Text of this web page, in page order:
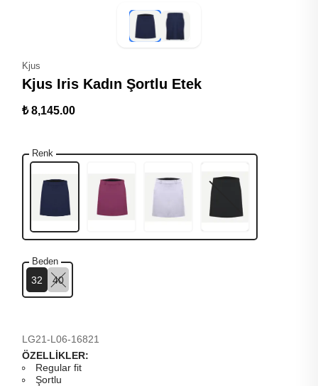
Kjus
Kjus Iris Kadın Şortlu Etek
₺ 8,145.00
Renk
Beden
32 40
LG21-L06-16821
ÖZELLİKLER:
Regular fit
Şortlu